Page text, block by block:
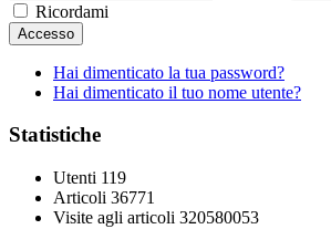
Ricordami
Accesso
Hai dimenticato la tua password?
Hai dimenticato il tuo nome utente?
Statistiche
Utenti 119
Articoli 36771
Visite agli articoli 320580053